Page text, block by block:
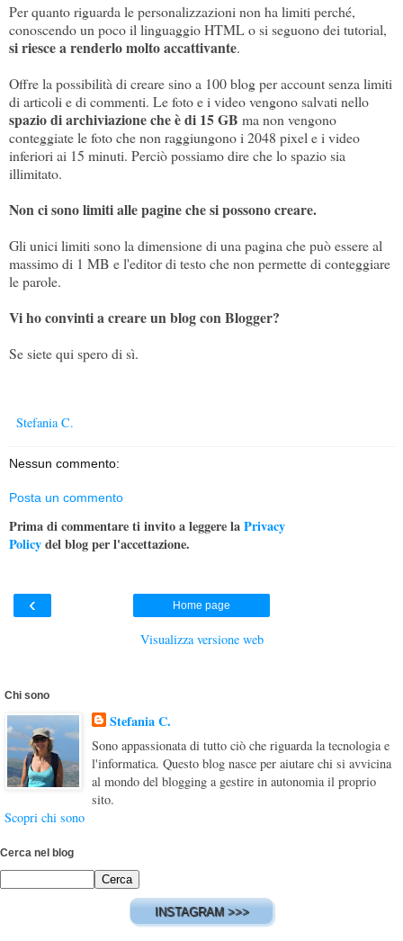
Per quanto riguarda le personalizzazioni non ha limiti perché,
conoscendo un poco il linguaggio HTML o si seguono dei tutorial,
si riesce a renderlo molto accattivante.
Offre la possibilità di creare sino a 100 blog per account senza limiti
di articoli e di commenti. Le foto e i video vengono salvati nello
spazio di archiviazione che è di 15 GB ma non vengono
conteggiate le foto che non raggiungono i 2048 pixel e i video
inferiori ai 15 minuti. Perciò possiamo dire che lo spazio sia
illimitato.
Non ci sono limiti alle pagine che si possono creare.
Gli unici limiti sono la dimensione di una pagina che può essere al
massimo di 1 MB e l'editor di testo che non permette di conteggiare
le parole.
Vi ho convinti a creare un blog con Blogger?
Se siete qui spero di sì.
Stefania C.
Nessun commento:
Posta un commento
Prima di commentare ti invito a leggere laPrivacy
Policydel blog per l'accettazione.
‹ Home page
Visualizza versione web
Chi sono
Stefania C.
Sono appassionata di tutto ciò che riguarda la tecnologia e
l'informatica. Questo blog nasce per aiutare chi si avvicina
al mondo del blogging a gestire in autonomia il proprio
sito.
Scopri chi sono
Cerca nel blog
INSTAGRAM >>>